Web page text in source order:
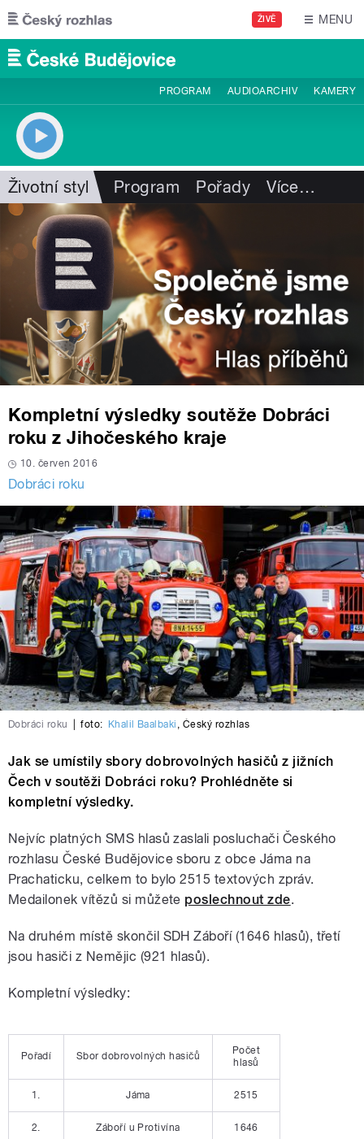
Přejít k hlavnímu obsahu
ŽIVĚ MENU
PROGRAM AUDIOARCHIV KAMERY
Životní styl Program Pořady Více…
Kompletní výsledky soutěže Dobráci
roku z Jihočeského kraje
10. červen 2016
Dobráci roku
Dobráci roku foto: Khalil Baalbaki , Český rozhlas
Jak se umístily sbory dobrovolných hasičů z jižních
Čech v soutěži Dobráci roku? Prohlédněte si
kompletní výsledky.
Nejvíc platných SMS hlasů zaslali posluchači Českého
rozhlasu České Budějovice sboru z obce Jáma na
Prachaticku, celkem to bylo 2515 textových zpráv.
Medailonek vítězů si můžete poslechnout zde.
Na druhém místě skončil SDH Záboří (1646 hlasů), třetí
jsou hasiči z Nemějic (921 hlasů).
Kompletní výsledky:
Pořadí Sbor dobrovolných hasičů
Počet
hlasů
1. Jáma 2515
2. Záboří u Protivína 1646